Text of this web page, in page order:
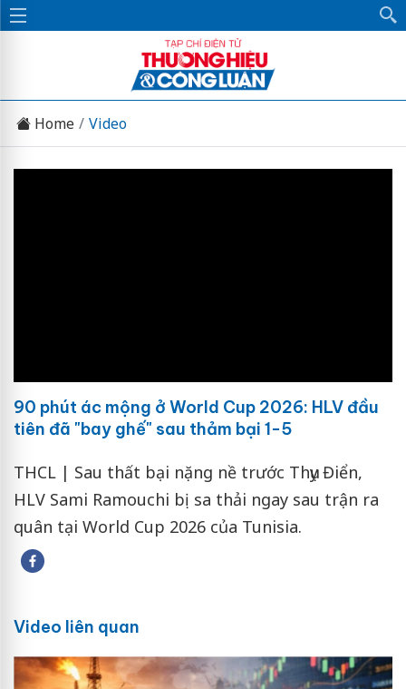
Home Video
90 phút ác mộng ở World Cup 2026: HLV đầu
tiên đã "bay ghế" sau thảm bại 1-5
THCL | Sau thất bại nặng nề trước Thụy Điển,
HLV Sami Ramouchi bị sa thải ngay sau trận ra
quân tại World Cup 2026 của Tunisia.
Video liên quan